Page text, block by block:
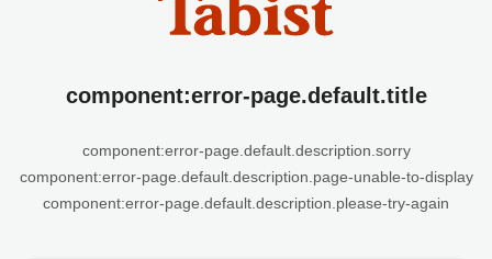
component:error-page.default.title
component:error-page.default.description.sorry
component:error-page.default.description.page-unable-to-display
component:error-page.default.description.please-try-again